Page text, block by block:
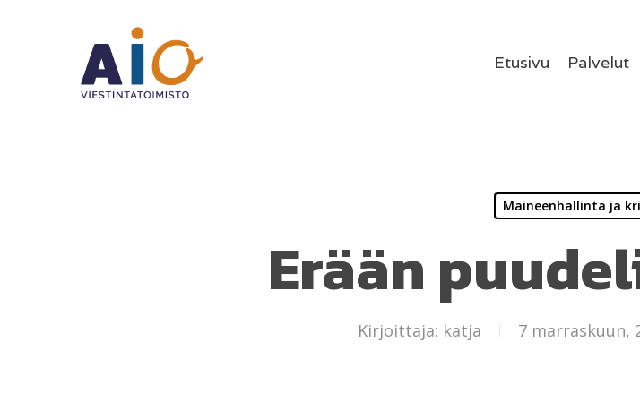
Etusivu Palvelut
Maineenhallinta ja
Erään
Kirjoittaja: katja 7 marraskuun,